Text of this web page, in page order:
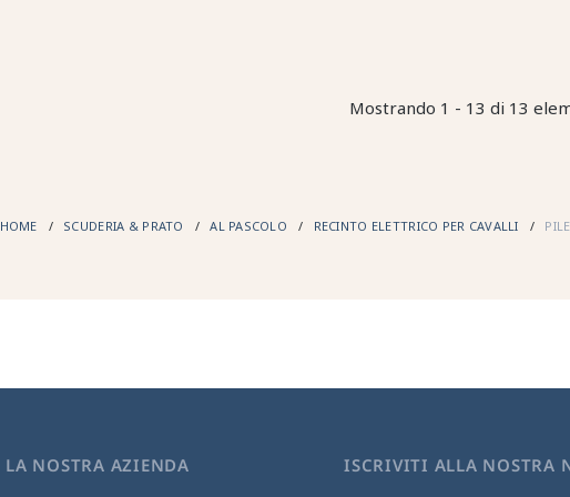
Mostrando 1 - 13 di 13
HOME SCUDERIA & PRATO AL PASCOLO RECINTO ELETTRICO PER CAVALLI
LA NOSTRA AZIENDA ISCRIVITI ALLA NOSTRA